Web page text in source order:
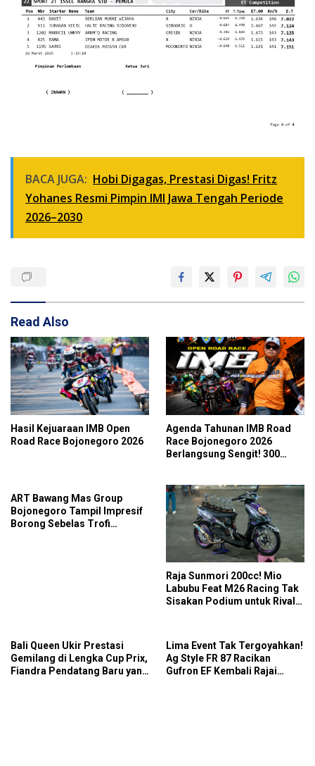
BACA JUGA: Hobi Digagas, Prestasi Digas! Fritz
Yohanes Resmi Pimpin IMI Jawa Tengah Periode
2026–2030
Read Also
Hasil Kejuaraan IMB Open
Road Race Bojonegoro 2026
Agenda Tahunan IMB Road
Race Bojonegoro 2026
Berlangsung Sengit! 300
ART Bawang Mas Group
Bojonegoro Tampil Impresif
Borong Sebelas Trofi
Raja Sunmori 200cc! Mio
Labubu Feat M26 Racing Tak
Sisakan Podium untuk Rival
Bali Queen Ukir Prestasi
Gemilang di Lengka Cup Prix,
Fiandra Pendatang Baru yang
Lima Event Tak Tergoyahkan!
Ag Style FR 87 Racikan
Gufron EF Kembali Rajai